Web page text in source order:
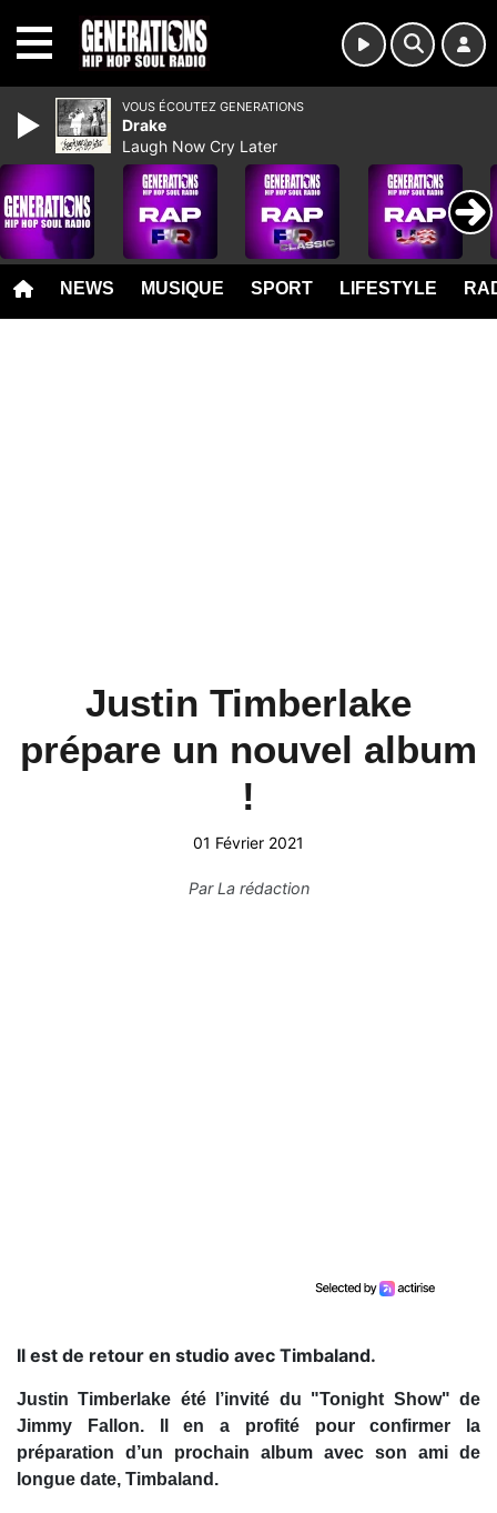
NEWS MUSIQUE SPORT LIFESTYLE
Justin Timberlake
prépare un nouvel album
!
01 Février 2021
ParLa rédaction
Il est de retour en studio avec Timbaland.
Justin Timberlake été l’invité du "Tonight Show" de
Jimmy Fallon. Il en a profité pour confirmer la
préparation d’un prochain album avec son ami de
longue date, Timbaland.
VOUS ÉCOUTEZ GENERATIONS
Drake
Laugh Now Cry Later